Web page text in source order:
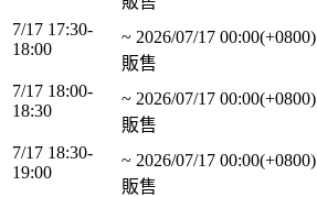
7/17 17:30-
18:00
~ 2026/07/17 00:00(+0800)
販售
7/17 18:00-
18:30
~ 2026/07/17 00:00(+0800)
販售
7/17 18:30-
19:00
~ 2026/07/17 00:00(+0800)
販售